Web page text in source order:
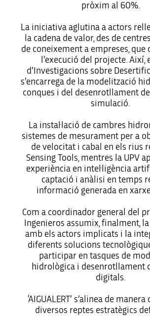
pròxim al 60%.
La iniciativa aglutina a actors
la cadena de valor, des de
de coneixement a empreses, que
l’execució del projecte. Així,
d’Investigacions sobre
s’encarrega de la modelització
conques i del desenrotllament
simulació.
La instal·lació de cambres
sistemes de mesurament per a
de velocitat i cabal en els rius
Sensing Tools, mentres la UPV
experiència en intel·ligència
captació i anàlisi en temps
informació generada en
Com a coordinador general del
Ingenieros assumix, finalment,
amb els actors implicats i la
diferents solucions
participar en tasques de
hidrològica i desenrotllament
digitals.
‘AIGUALERT’ s’alinea de
diversos reptes estratègics